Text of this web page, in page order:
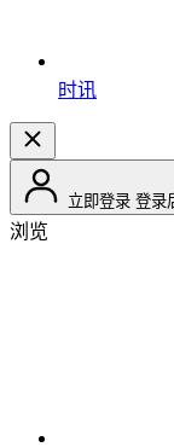
时讯
立即登录 登录
浏览